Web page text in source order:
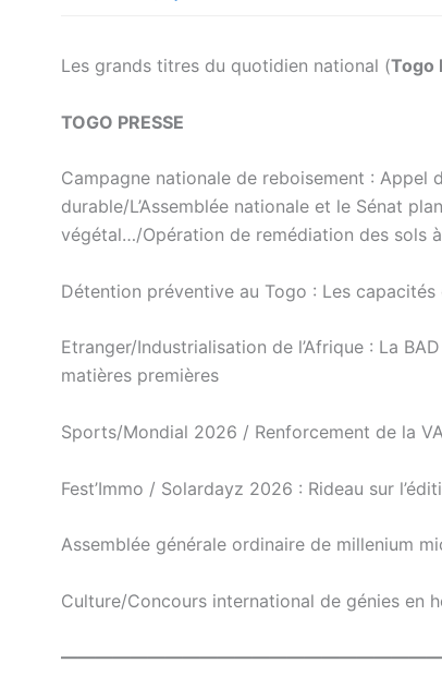
Les grands titres du quotidien national (Togo
TOGO PRESSE
Campagne nationale de reboisement :
durable/L’Assemblée nationale et le Sénat
végétal…/Opération de remédiation des sols
Détention préventive au Togo : Les
Etranger/Industrialisation de l’Afrique : La
matières premières
Sports/Mondial 2026 / Renforcement de la
Fest’Immo / Solardayz 2026 : Rideau sur
Assemblée générale ordinaire de millenium
Culture/Concours international de génies en